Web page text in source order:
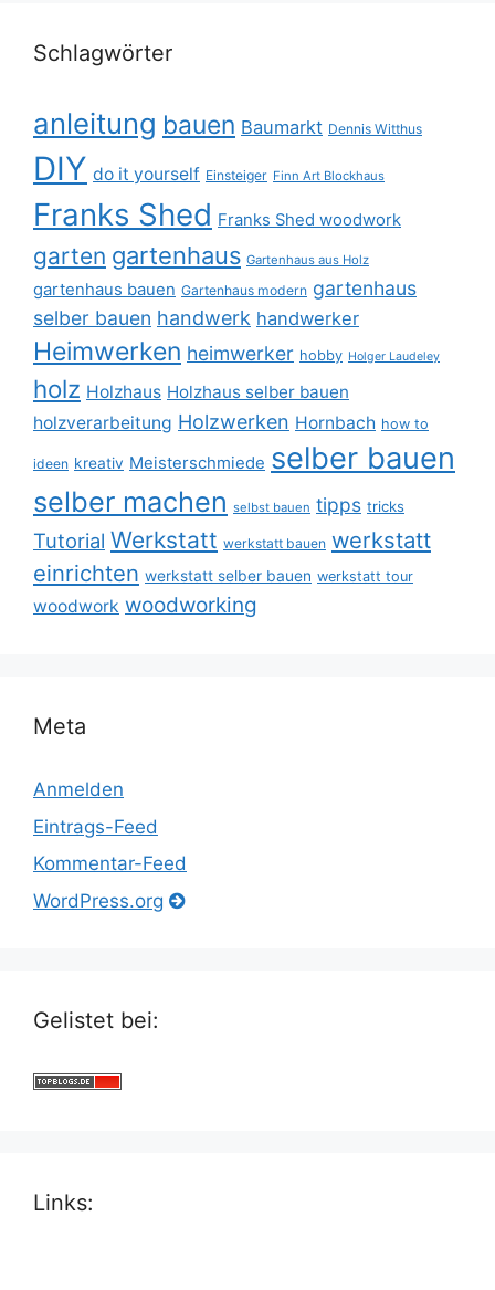
Schlagwörter
anleitung bauen Baumarkt Dennis Witthus
DIY do it yourself Einsteiger Finn Art Blockhaus
Franks Shed Franks Shed woodwork
garten gartenhaus Gartenhaus aus Holz
gartenhaus bauen Gartenhaus modern gartenhaus
selber bauen handwerk handwerker
Heimwerken heimwerker hobby Holger Laudeley
holz Holzhaus Holzhaus selber bauen
holzverarbeitung Holzwerken Hornbach how to
ideen kreativ Meisterschmiede selber bauen
selber machen selbst bauen tipps tricks
Tutorial Werkstatt werkstatt bauen werkstatt
einrichten werkstatt selber bauen werkstatt tour
woodwork woodworking
Meta
Anmelden
Eintrags-Feed
Kommentar-Feed
WordPress.org
Gelistet bei:
Links: